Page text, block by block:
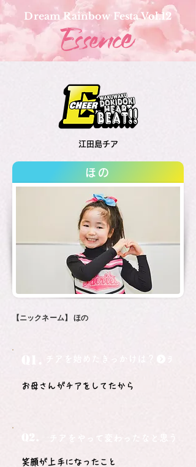
Dream Rainbow Festa Vol.12
江田島チア
ほの
【ニックネーム】 ほの
お母さんがチアをしてたから
チアをやって変わったなと思うこと
笑顔が上手になったこと